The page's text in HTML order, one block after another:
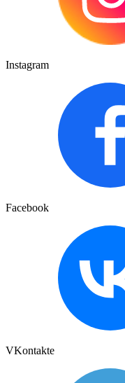
Instagram
Facebook
VKontakte